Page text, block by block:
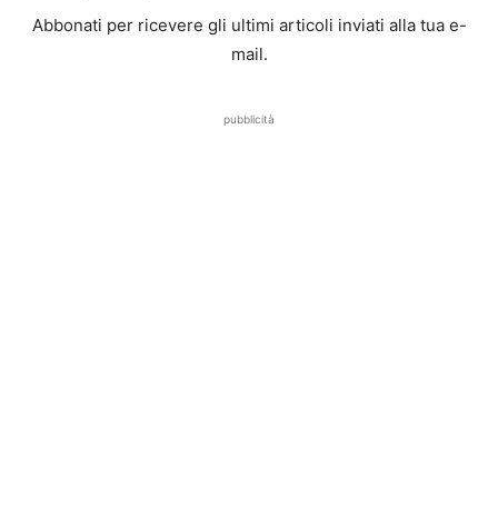
Abbonati per ricevere gli ultimi articoli inviati alla tua e-
mail.
pubblicità